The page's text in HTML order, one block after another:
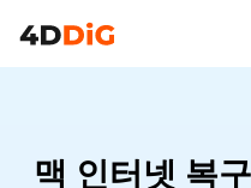
맥 인터넷 복